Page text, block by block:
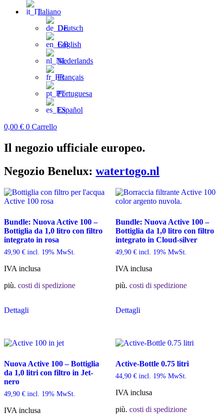
Italiano
Deutsch
English
Nederlands
Français
Portuguesa
Español
0,00 € 0 Carrello
Il negozio ufficiale europeo.
Negozio Benelux: watertogo.nl
Bundle: Nuova Active 100 –
Bottiglia da 1,0 litro con filtro
integrato in rosa
49,90 € incl. 19% MwSt.
IVA inclusa
più. costi di spedizione
Dettagli
Bundle: Nuova Active 100 –
Bottiglia da 1,0 litro con filtro
integrato in Cloud-silver
49,90 €incl. 19% MwSt.
IVA inclusa
più. costi di spedizione
Dettagli
Nuova Active 100 – Bottiglia
da 1,0 litri con filtro in Jet-
nero
49,90 € incl. 19% MwSt.
IVA inclusa
Active-Bottle 0.75 litri
44,90 €incl. 19% MwSt.
IVA inclusa
più. costi di spedizione